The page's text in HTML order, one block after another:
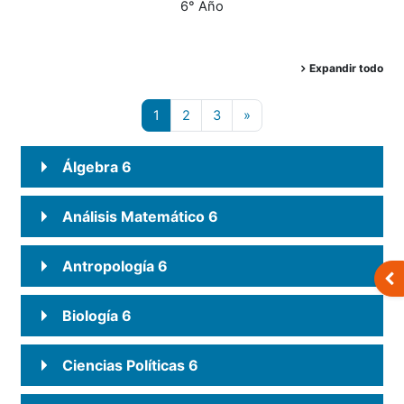
6° Año
Expandir todo
1 Página 1
2 Página 2
3Página 3
»
Álgebra 6
Análisis Matemático 6
Antropología 6
Biología 6
Ciencias Políticas 6